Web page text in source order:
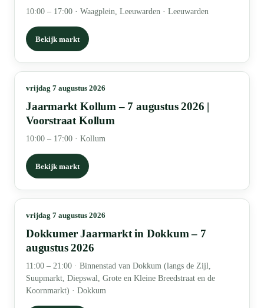
10:00 – 17:00 · Waagplein, Leeuwarden · Leeuwarden
Bekijk markt
vrijdag 7 augustus 2026
Jaarmarkt Kollum – 7 augustus 2026 |
Voorstraat Kollum
10:00 – 17:00 · Kollum
Bekijk markt
vrijdag 7 augustus 2026
Dokkumer Jaarmarkt in Dokkum – 7
augustus 2026
11:00 – 21:00 · Binnenstad van Dokkum (langs de Zijl,
Suupmarkt, Diepswal, Grote en Kleine Breedstraat en de
Koornmarkt) · Dokkum